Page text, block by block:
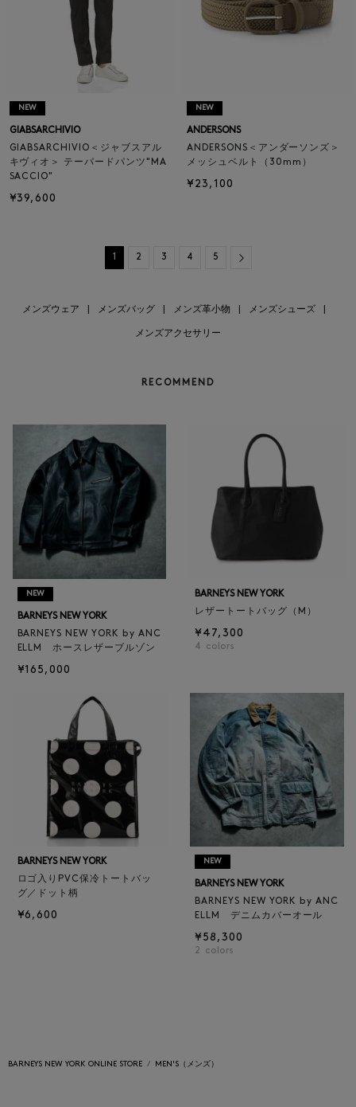
NEW
GIABSARCHIVIO
GIABSARCHIVIO＜ジャブスアル
キヴィオ＞ テーパードパンツ"MA
SACCIO"
¥39,600
NEW
ANDERSONS
ANDERSONS＜アンダーソンズ＞
メッシュベルト（30mm）
¥23,100
1 2 3 4 5 Next
メンズウェア メンズバッグ メンズ革小物 メンズシューズ
メンズアクセサリー
RECOMMEND
NEW
BARNEYS NEW YORK
BARNEYS NEW YORK by ANC
ELLM ホースレザーブルゾン
¥165,000
BARNEYS NEW YORK
レザートートバッグ（M）
¥47,300
4 colors
BARNEYS NEW YORK
ロゴ入りPVC保冷トートバッ
グ／ドット柄
¥6,600
NEW
BARNEYS NEW YORK
BARNEYS NEW YORK by ANC
ELLM デニムカバーオール
¥58,300
2 colors
BARNEYS NEW YORK ONLINE STORE MEN'S（メンズ）